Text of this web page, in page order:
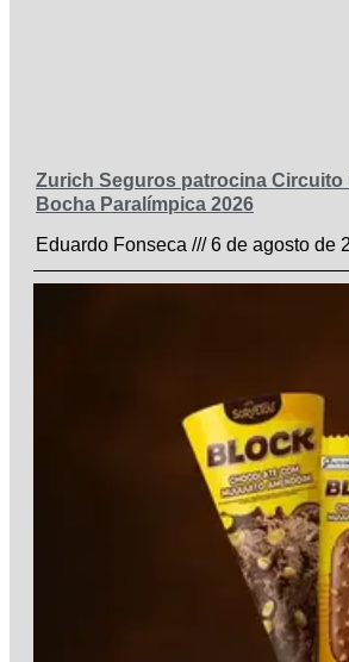
Zurich Seguros patrocina Circuito
Bocha Paralímpica 2026
Eduardo Fonseca
6 de agosto de